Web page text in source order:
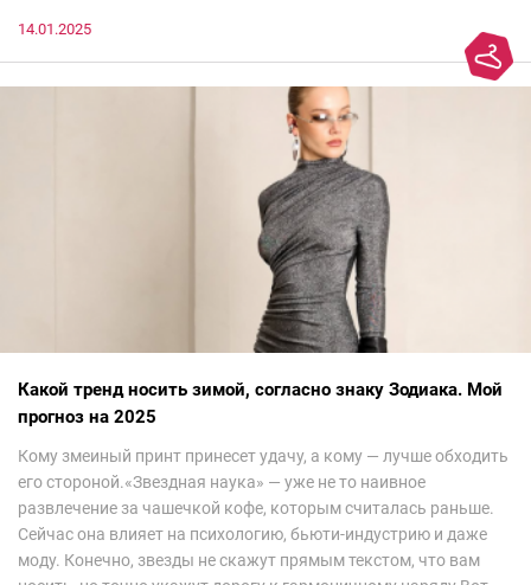
14.01.2025
Какой тренд носить зимой, согласно знаку Зодиака. Мой
прогноз на 2025
Кому змеиный принт принесет удачу, а кому — лучше обходить
его стороной.«Звездная наука» — уже не то наивное
развлечение за чашечкой кофе, которым считалась раньше.
Сейчас она влияет на психологию, бьюти-индустрию и даже
моду. Конечно, звезды не скажут прямым текстом, что вам